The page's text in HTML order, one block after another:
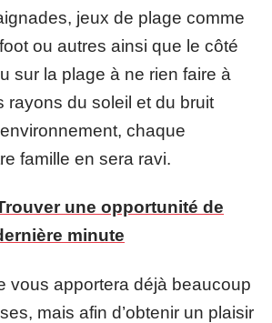
jeux de plage comme
ou autres ainsi que le côté
sur la plage à ne rien faire à
rayons du soleil et du bruit
chaque
famille en sera ravi.
une opportunité de
minute
vous apportera déjà beaucoup
mais afin d’obtenir un plaisir